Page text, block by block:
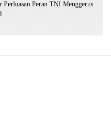
Perluasan Peran TNI Menggerus